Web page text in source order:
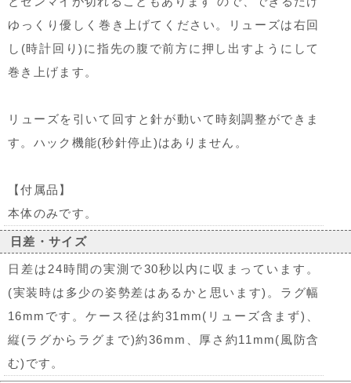
ゆっくり優しく巻き上げてください。リューズは右回
し(時計回り)に指先の腹で前方に押し出すようにして
巻き上げます。
リューズを引いて回すと針が動いて時刻調整ができま
す。ハック機能(秒針停止)はありません。
【付属品】
本体のみです。
日差・サイズ
日差は24時間の実測で30秒以内に収まっています。
(実装時は多少の姿勢差はあるかと思います)。ラグ幅
16mmです。ケース径は約31mm(リューズ含まず)、
縦(ラグからラグまで)約36mm、厚さ約11mm(風防含
む)です。